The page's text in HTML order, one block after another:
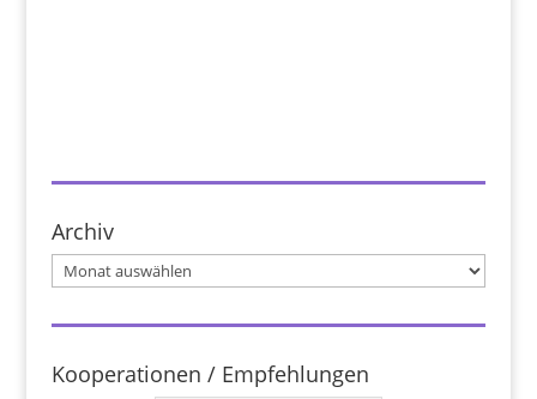
Archiv
Archiv
Kooperationen / Empfehlungen